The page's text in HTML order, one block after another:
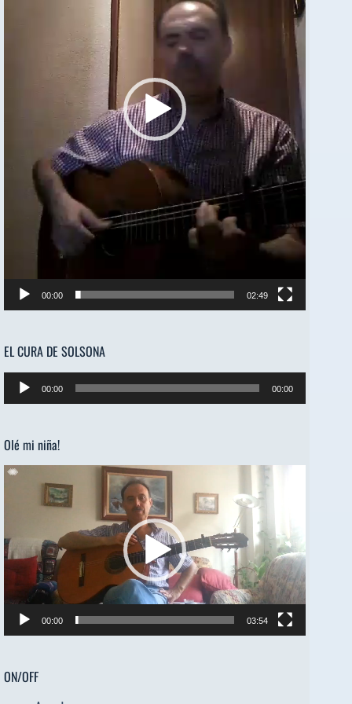
00:00 02:49
EL CURA DE SOLSONA
Reproductor
de
00:00 00:00
Olé mi niña!
Reproductor
00:00 03:54
ON/OFF